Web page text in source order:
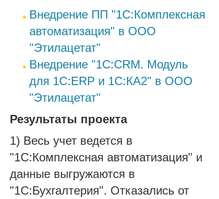
Внедрение ПП "1С:Комплексная
автоматизация" в ООО
"Этилацетат"
Внедрение "1С:CRM. Модуль
для 1С:ERP и 1С:КА2" в ООО
"Этилацетат"
Результаты проекта
1) Весь учет ведется в
"1С:Комплексная автоматизация" и
данные выгружаются в
"1С:Бухгалтерия". Отказались от